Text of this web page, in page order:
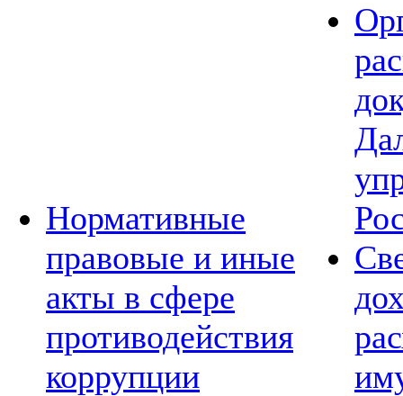
Нормативные
правовые и иные
акты в сфере
противодействия
коррупции